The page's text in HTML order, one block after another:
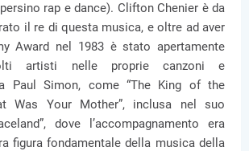
rap e dance). Clifton Chenier è da
il re di questa musica, e oltre ad aver
Award nel 1983 è stato apertamente
artisti nelle proprie canzoni e
Paul Simon, come “The King of the
Was Your Mother”, inclusa nel suo
dove l’accompagnamento era
figura fondamentale della musica della